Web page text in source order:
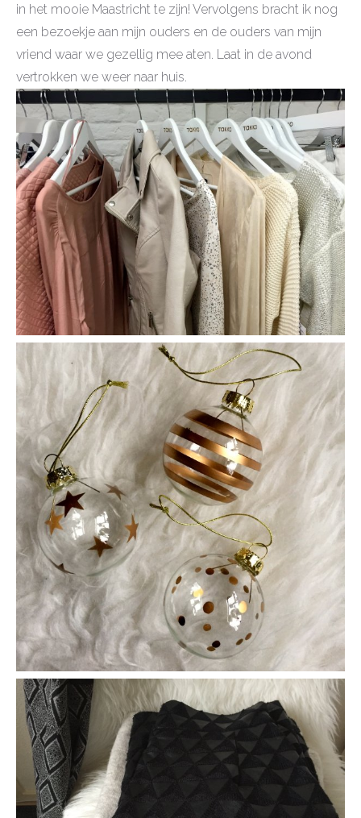
in het mooie Maastricht te zijn! Vervolgens bracht ik nog
een bezoekje aan mijn ouders en de ouders van mijn
vriend waar we gezellig mee aten. Laat in de avond
vertrokken we weer naar huis.